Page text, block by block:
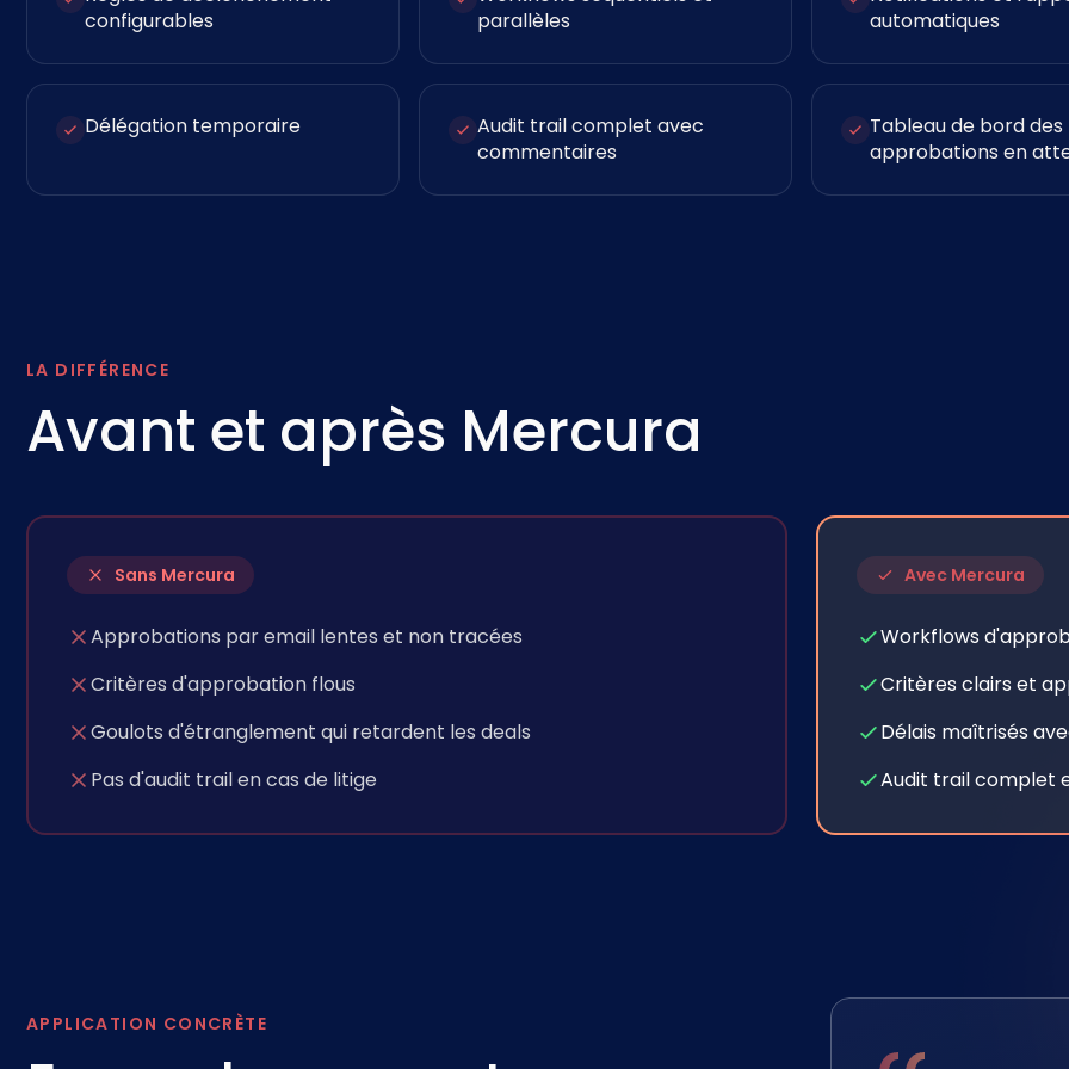
configurables
parallèles
automatiques
Délégation temporaire
Audit trail complet avec
commentaires
Tableau de bord des
approbations en
LA DIFFÉRENCE
Avant et après Mercura
Sans Mercura
Approbations par email lentes et non tracées
Critères d'approbation flous
Goulots d'étranglement qui retardent les deals
Pas d'audit trail en cas de litige
Avec Mercura
Workflows
Critères clairs et
Délais maîtrisés
Audit trail complet
APPLICATION CONCRÈTE